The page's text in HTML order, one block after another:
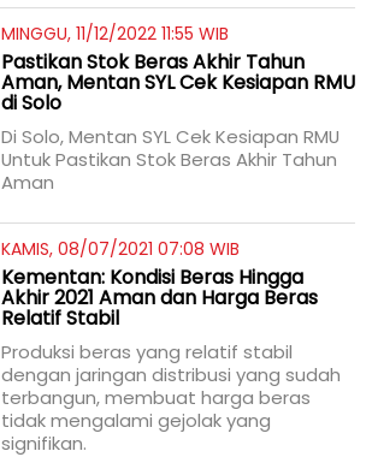
MINGGU, 11/12/2022 11:55 WIB
Pastikan Stok Beras Akhir Tahun
Aman, Mentan SYL Cek Kesiapan RMU
di Solo
Di Solo, Mentan SYL Cek Kesiapan RMU
Untuk Pastikan Stok Beras Akhir Tahun
Aman
KAMIS, 08/07/2021 07:08 WIB
Kementan: Kondisi Beras Hingga
Akhir 2021 Aman dan Harga Beras
Relatif Stabil
Produksi beras yang relatif stabil
dengan jaringan distribusi yang sudah
terbangun, membuat harga beras
tidak mengalami gejolak yang
signifikan.